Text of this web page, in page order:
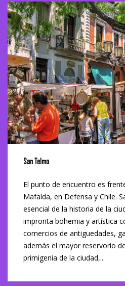
San Telmo
El punto de encuentro es
Mafalda, en Defensa y Chile.
esencial de la historia de la
impronta bohemia y artística
comercios de antiguedades,
además el mayor reservorio
primigenia de la ciudad,...